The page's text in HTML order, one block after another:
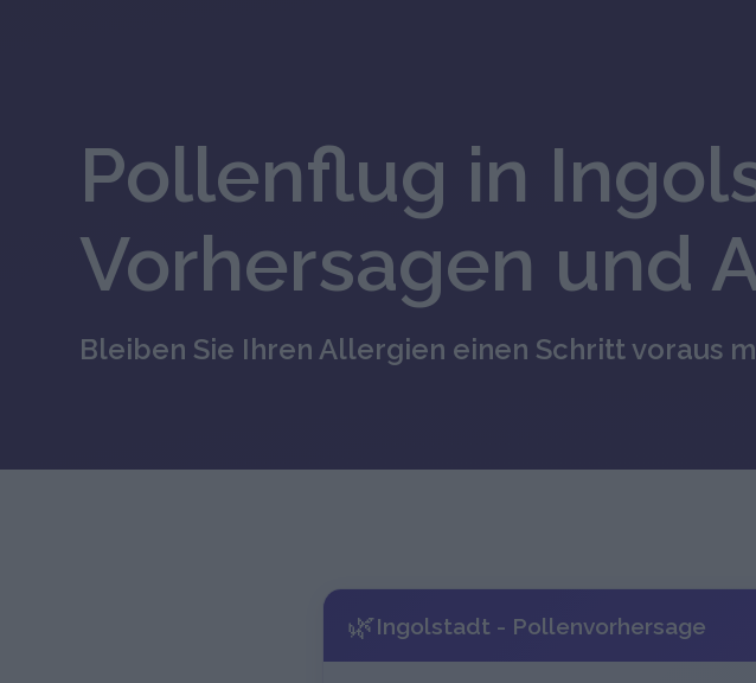
Pollenflug in
Vorhersagen und
Bleiben Sie Ihren Allergien einen Schritt voraus
🌿Ingolstadt - Pollenvorhersage